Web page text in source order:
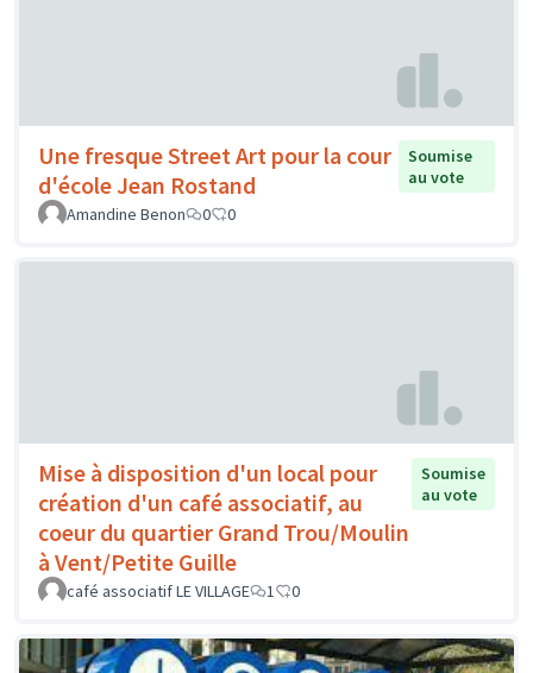
Une fresque Street Art pour la cour
d'école Jean Rostand
Soumise
au vote
Amandine Benon
0 0
Mise à disposition d'un local pour
création d'un café associatif, au
coeur du quartier Grand Trou/Moulin
à Vent/Petite Guille
Soumise
au vote
café associatif LE VILLAGE 1 0